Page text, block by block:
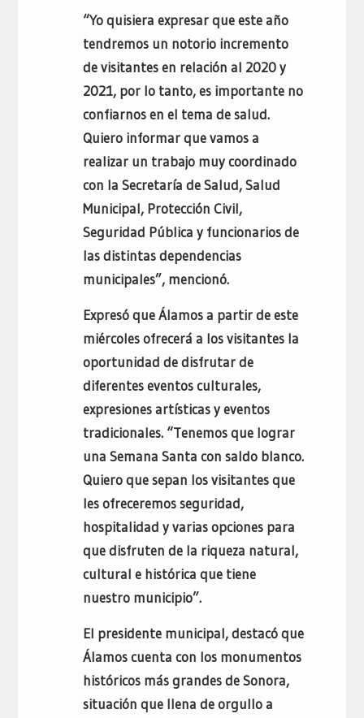
“Yo quisiera expresar que este año
tendremos un notorio incremento
de visitantes en relación al 2020 y
2021, por lo tanto, es importante no
confiarnos en el tema de salud.
Quiero informar que vamos a
realizar un trabajo muy coordinado
con la Secretaría de Salud, Salud
Municipal, Protección Civil,
Seguridad Pública y funcionarios de
las distintas dependencias
municipales”, mencionó.
Expresó que Álamos a partir de este
miércoles ofrecerá a los visitantes la
oportunidad de disfrutar de
diferentes eventos culturales,
expresiones artísticas y eventos
tradicionales. “Tenemos que lograr
una Semana Santa con saldo blanco.
Quiero que sepan los visitantes que
les ofreceremos seguridad,
hospitalidad y varias opciones para
que disfruten de la riqueza natural,
cultural e histórica que tiene
nuestro municipio”.
El presidente municipal, destacó que
Álamos cuenta con los monumentos
históricos más grandes de Sonora,
situación que llena de orgullo a